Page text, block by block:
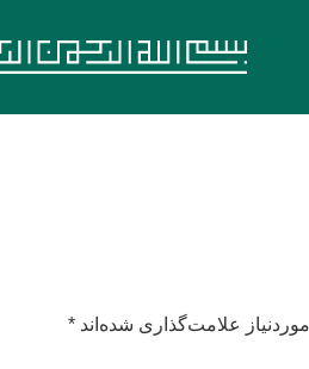
علامت‌گذاری شده‌اند *